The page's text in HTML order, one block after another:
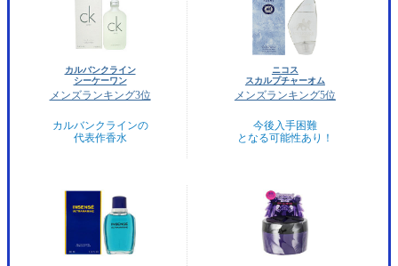
カルバンクライン
シーケーワン
メンズランキング3位
カルバンクラインの
代表作香水
ニコス
スカルプチャーオム
メンズランキング5位
今後入手困難
となる可能性あり！